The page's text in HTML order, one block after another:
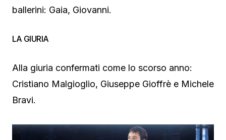
ballerini: Gaia, Giovanni.
LA GIURIA
Alla giuria confermati come lo scorso anno:
Cristiano Malgioglio, Giuseppe Gioffrè e Michele
Bravi.